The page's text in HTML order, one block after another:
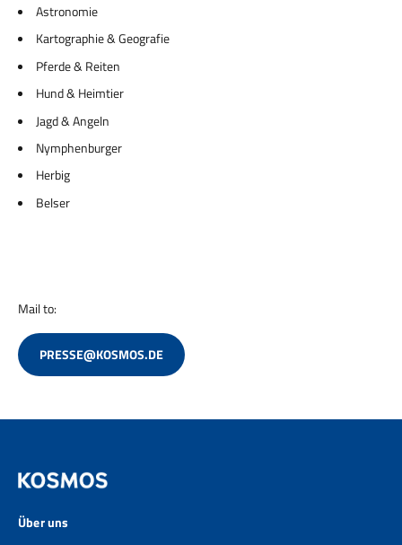
Astronomie
Kartographie & Geografie
Pferde & Reiten
Hund & Heimtier
Jagd & Angeln
Nymphenburger
Herbig
Belser
Mail to:
PRESSE@KOSMOS.DE
Über uns